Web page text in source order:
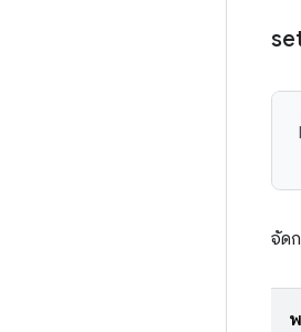
จัด